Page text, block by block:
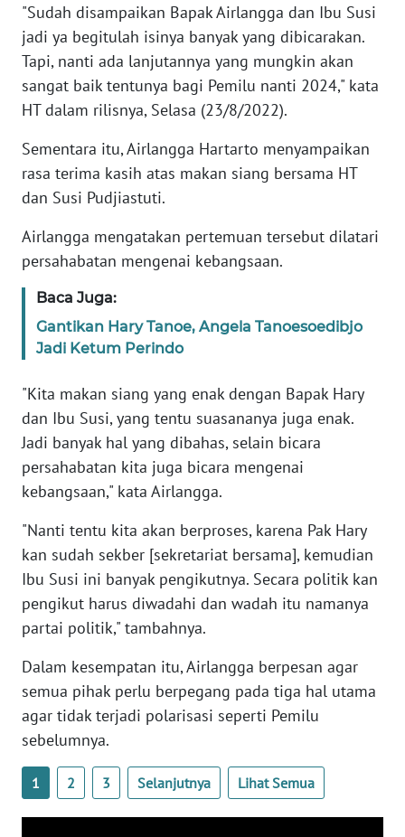
"Sudah disampaikan Bapak Airlangga dan Ibu Susi
jadi ya begitulah isinya banyak yang dibicarakan.
Tapi, nanti ada lanjutannya yang mungkin akan
sangat baik tentunya bagi Pemilu nanti 2024," kata
HT dalam rilisnya, Selasa (23/8/2022).
Sementara itu, Airlangga Hartarto menyampaikan
rasa terima kasih atas makan siang bersama HT
dan Susi Pudjiastuti.
Airlangga mengatakan pertemuan tersebut dilatari
persahabatan mengenai kebangsaan.
Baca Juga:
Gantikan Hary Tanoe, Angela Tanoesoedibjo
Jadi Ketum Perindo
"Kita makan siang yang enak dengan Bapak Hary
dan Ibu Susi, yang tentu suasananya juga enak.
Jadi banyak hal yang dibahas, selain bicara
persahabatan kita juga bicara mengenai
kebangsaan," kata Airlangga.
"Nanti tentu kita akan berproses, karena Pak Hary
kan sudah sekber [sekretariat bersama], kemudian
Ibu Susi ini banyak pengikutnya. Secara politik kan
pengikut harus diwadahi dan wadah itu namanya
partai politik," tambahnya.
Dalam kesempatan itu, Airlangga berpesan agar
semua pihak perlu berpegang pada tiga hal utama
agar tidak terjadi polarisasi seperti Pemilu
sebelumnya.
1 2 3 Selanjutnya Lihat Semua
REDAKSI
KARIR
DISCLAIMER
News
Regional
WN
SUMUT
JAKARTA
JABAR
WN
BANTEN
NTT
WN
KEPRI
PAPUA
WN
PAPUA
WN
RIAU